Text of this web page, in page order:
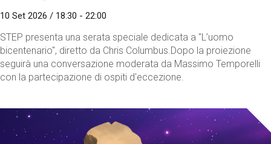
10 Set 2026 / 18:30 - 22:00
STEP presenta una serata speciale dedicata a "L’uomo
bicentenario", diretto da Chris Columbus.Dopo la proiezione
seguirà una conversazione moderata da Massimo Temporelli
con la partecipazione di ospiti d'eccezione.